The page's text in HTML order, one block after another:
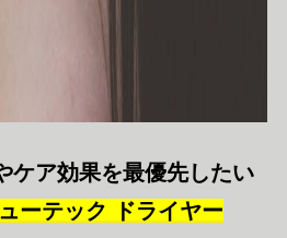
ケア効果を最優先したい
ーテック ドライヤー